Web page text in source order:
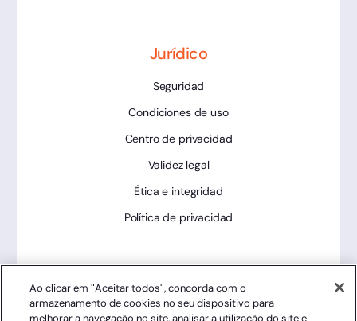
Jurídico
Seguridad
Condiciones de uso
Centro de privacidad
Validez legal
Ética e integridad
Política de privacidad
Herramientas
Estado de la plataforma
Ao clicar em "Aceitar todos", concorda com o
armazenamento de cookies no seu dispositivo para
melhorar a navegação no site, analisar a utilização do site e